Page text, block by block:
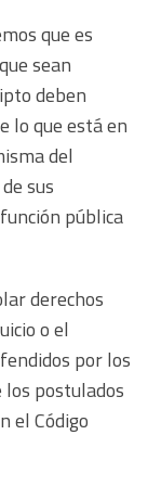
que es
sean
deben
lo que está en
del
sus
pública
derechos
o el
por los
postulados
el Código